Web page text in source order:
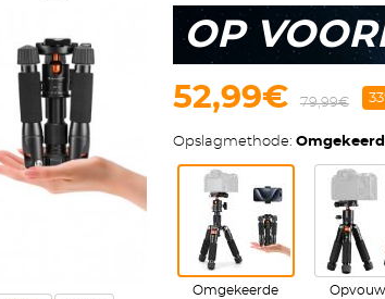
OP
52,99€ 79,99€
Opslagmethode:
Omgekeerde